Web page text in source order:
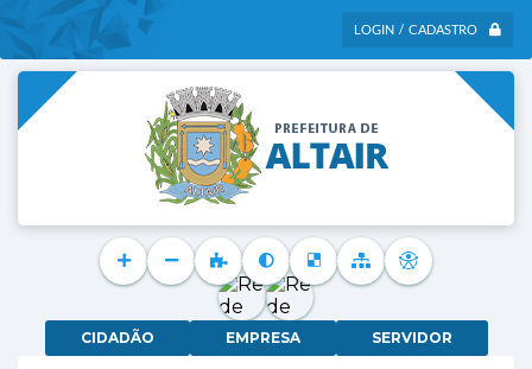
LOGIN / CADASTRO
CIDADÃO EMPRESA SERVIDOR